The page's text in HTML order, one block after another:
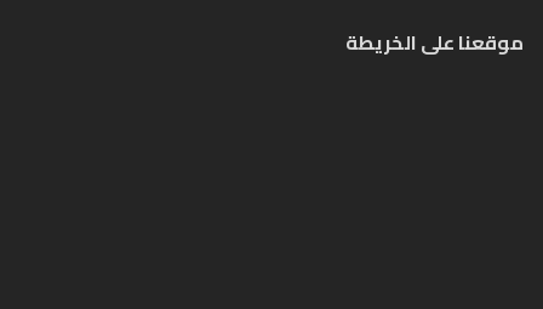
موقعنا على الخريطة